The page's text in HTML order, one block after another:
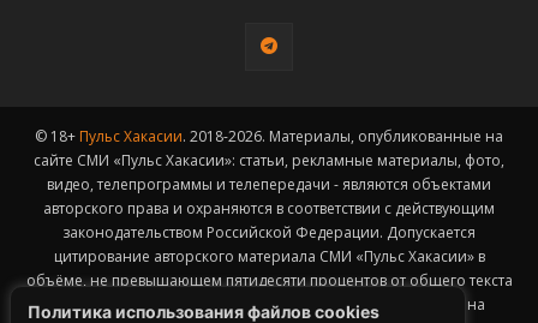
Политика использования файлов cookies
© 18+ Пульс Хакасии. 2018-2026. Материалы, опубликованные на
сайте СМИ «Пульс Хакасии»: статьи, рекламные материалы, фото,
видео, телепрограммы и телепередачи - являются объектами
авторского права и охраняются в соответствии с действующим
законодательством Российской Федерации. Допускается
цитирование авторского материала СМИ «Пульс Хакасии» в
объёме, не превышающем пятидесяти процентов от общего текста
публикации с обязательным размещением гиперссылки на